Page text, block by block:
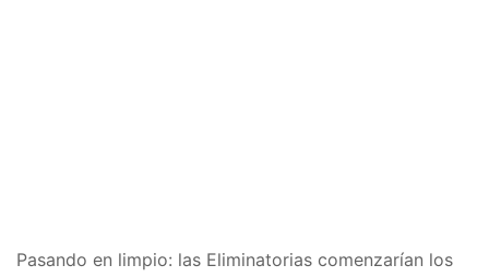
Pasando en limpio: las Eliminatorias comenzarían los